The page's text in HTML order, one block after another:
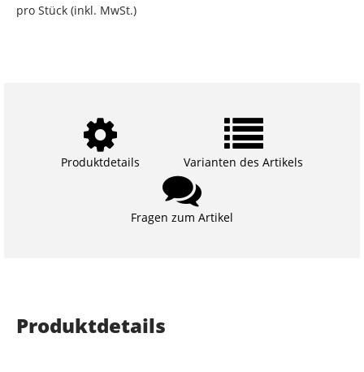
pro Stück (inkl. MwSt.)
Produktdetails Varianten des Artikels
Fragen zum Artikel
Produktdetails